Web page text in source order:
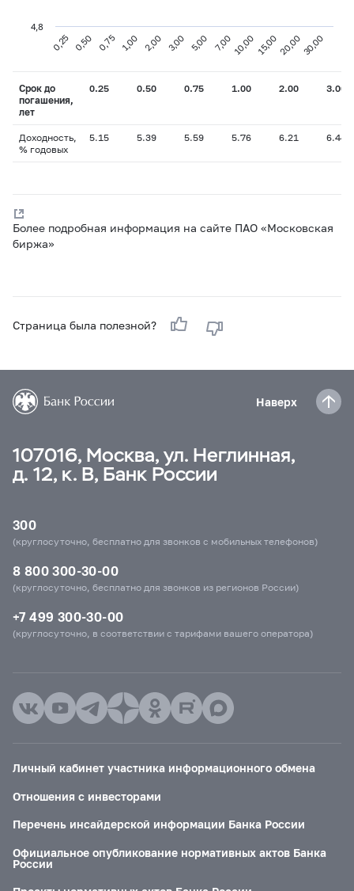
0,25 0,50 0,75 1,00 2,00 3,00 5,00 7,00 10,00 15,0020,0030,00
4,8
Срок до
погашения,
лет
0.25 0.50 0.75 1.00 2.00 3.00
Доходность,
% годовых
5.15 5.39 5.59 5.76 6.21 6.44
Более подробная информация на сайте ПАО «Московская
биржа»
Страница была полезной?
Наверх
107016, Москва, ул. Неглинная,
д. 12, к. В, Банк России
300
(круглосуточно, бесплатно для звонков с мобильных телефонов)
8 800 300-30-00
(круглосуточно, бесплатно для звонков из регионов России)
+7 499 300-30-00
(круглосуточно, в соответствии с тарифами вашего оператора)
Личный кабинет участника информационного обмена
Отношения с инвесторами
Перечень инсайдерской информации Банка России
Официальное опубликование нормативных актов Банка
России